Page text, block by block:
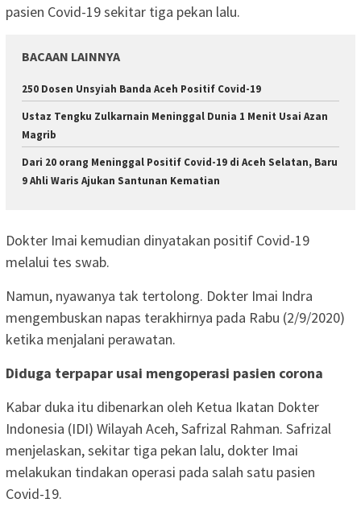
pasien Covid-19 sekitar tiga pekan lalu.
BACAAN LAINNYA
250 Dosen Unsyiah Banda Aceh Positif Covid-19
Ustaz Tengku Zulkarnain Meninggal Dunia 1 Menit Usai Azan
Magrib
Dari 20 orang Meninggal Positif Covid-19 di Aceh Selatan, Baru
9 Ahli Waris Ajukan Santunan Kematian
Dokter Imai kemudian dinyatakan positif Covid-19
melalui tes swab.
Namun, nyawanya tak tertolong. Dokter Imai Indra
mengembuskan napas terakhirnya pada Rabu (2/9/2020)
ketika menjalani perawatan.
Diduga terpapar usai mengoperasi pasien corona
Kabar duka itu dibenarkan oleh Ketua Ikatan Dokter
Indonesia (IDI) Wilayah Aceh, Safrizal Rahman. Safrizal
menjelaskan, sekitar tiga pekan lalu, dokter Imai
melakukan tindakan operasi pada salah satu pasien
Covid-19.